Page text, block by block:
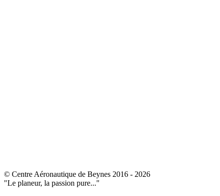
© Centre Aéronautique de Beynes 2016 - 2026
"Le planeur, la passion pure..."